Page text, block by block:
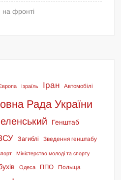
на фронті
Ізраїль Іран Автомобілі
Рада України
Генштаб
Загиблі Зведення генштабу
Міністерство молоді та спорту
Одеса ППО Польща